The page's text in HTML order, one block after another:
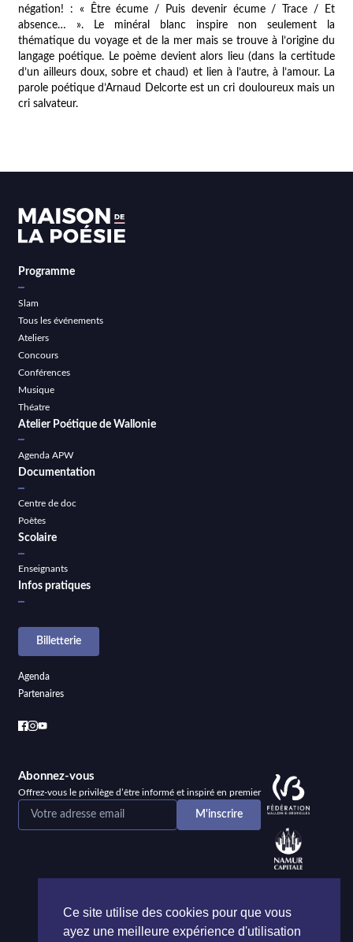
négation! : « Être écume / Puis devenir écume / Trace / Et
absence… ». Le minéral blanc inspire non seulement la
thématique du voyage et de la mer mais se trouve à l’origine du
langage poétique. Le poème devient alors lieu (dans la certitude
d’un ailleurs doux, sobre et chaud) et lien à l’autre, à l’amour. La
parole poétique d’Arnaud Delcorte est un cri douloureux mais un
cri salvateur.
Programme
Slam
Tous les événements
Ateliers
Concours
Conférences
Musique
Théatre
Atelier Poétique de Wallonie
Agenda APW
Documentation
Centre de doc
Poètes
Scolaire
Enseignants
Infos pratiques
Billetterie
Agenda
Partenaires
Abonnez-vous
Offrez-vous le privilège d’être informé et inspiré en premier
Ce site utilise des cookies pour que vous
ayez une meilleure expérience d'utilisation